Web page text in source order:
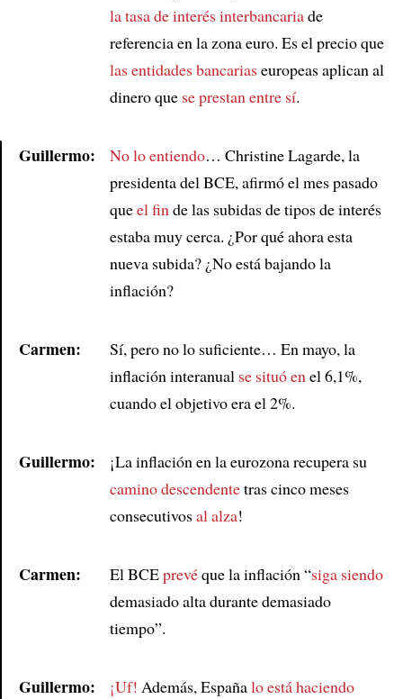
la tasa de interés interbancariade
referencia en la zona euro. Es el precio que
las entidades bancariaseuropeas aplican al
dinero que se prestan entre sí.
Guillermo: No lo entiendo… Christine Lagarde, la
presidenta del BCE, afirmó el mes pasado
queel fin de las subidas de tipos de interés
estaba muy cerca. ¿Por qué ahora esta
nueva subida? ¿No está bajando la
inflación?
Carmen:
Sí, pero no lo suficiente… En mayo, la
inflación interanual se situó en el 6,1%,
cuando el objetivo era el 2%.
Guillermo:
¡La inflación en la eurozona recupera su
camino descendentetras cinco meses
consecutivosal alza!
Carmen: El BCEprevéque la inflación “siga siendo
demasiado alta durante demasiado
tiempo”.
Guillermo: ¡Uf! Además, Españalo está haciendo